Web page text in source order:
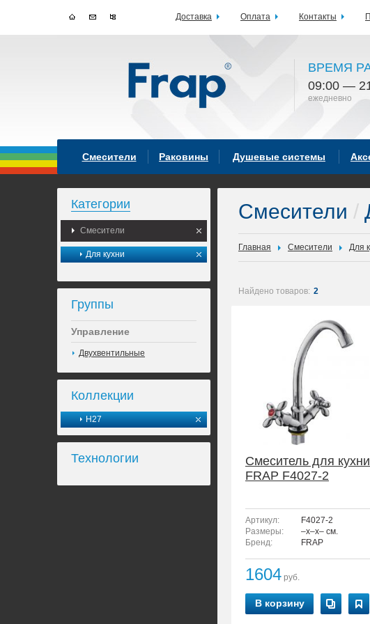
ВРЕМЯ
09:00 —
ежедневно
Смесители Раковины Душевые системы
Категории
Смесители
Для кухни
Группы
Управление
Двухвентильные
Коллекции
H27
Технологии
Смесители /
Главная Смесители Для
Найдено товаров: 2
Смеситель для кухни
FRAP F4027-2
Артикул:
F4027-2
Размеры:
–x–x– см.
Бренд:
FRAP
1604 руб.
В корзину
Доставка Оплата Контакты